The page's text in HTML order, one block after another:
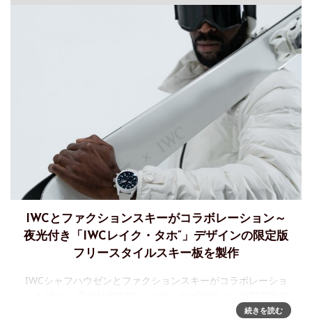
IWCとファクションスキーがコラボレーション～
夜光付き「IWCレイク・タホ”」デザインの限定版
フリースタイルスキー板を製作
IWCシャフハウゼンとファクションスキーがコラボレーショ
リースタイルスキー板をデザインIWCシャフハウゼンは、フ
続きを読む